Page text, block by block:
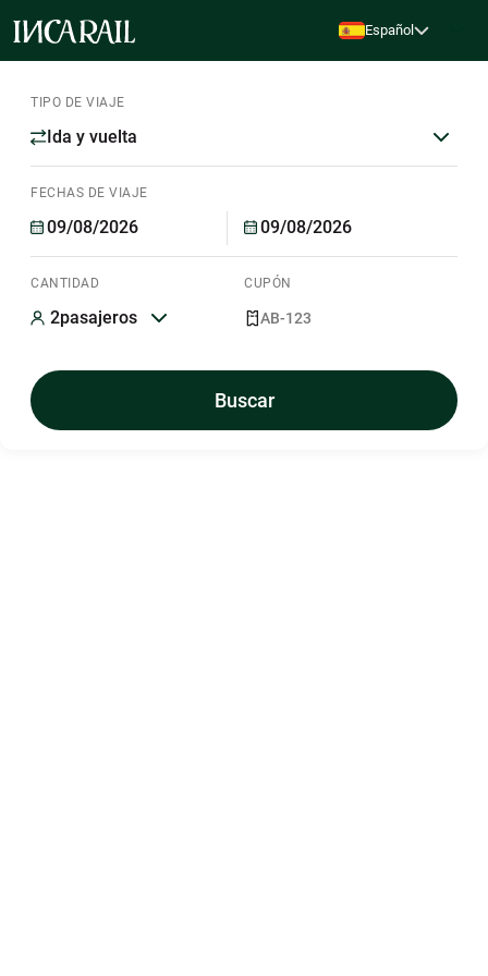
Español
TIPO DE VIAJE
Ida y vuelta
FECHAS DE VIAJE
CANTIDAD
2pasajeros
CUPÓN